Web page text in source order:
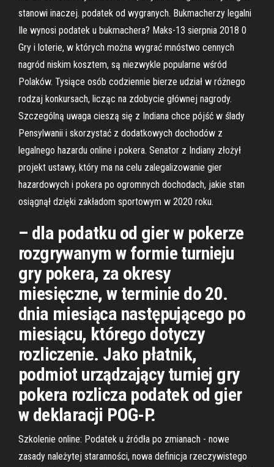
stanowi inaczej. podatek od wygranych. Bukmacherzy legalni
Ile wynosi podatek u bukmachera? Maks-13 sierpnia 2018 0
Gry i loterie, w których można wygrać mnóstwo cennych
nagród niskim kosztem, są niezwykle popularne wśród
Polaków. Tysiące osób codziennie bierze udział w różnego
rodzaj konkursach, licząc na zdobycie głównej nagrody.
Szczególną uwaga cieszą się z Indiana chce pójść w ślady
Pensylwanii i skorzystać z dodatkowych dochodów z
legalnego hazardu online i pokera. Senator z Indiany złożył
projekt ustawy, który ma na celu zalegalizowanie gier
hazardowych i pokera po ogromnych dochodach, jakie stan
osiągnął dzięki zakładom sportowym w 2020 roku.
– dla podatku od gier w pokerze
rozgrywanym w formie turnieju
gry pokera, za okresy
miesięczne, w terminie do 20.
dnia miesiąca następującego po
miesiącu, którego dotyczy
rozliczenie. Jako płatnik,
podmiot urządzający turniej gry
pokera rozlicza podatek od gier
w deklaracji POG-P.
Szkolenie online: Podatek u źródła po zmianach - nowe
zasady należytej staranności, nowa definicja rzeczywistego